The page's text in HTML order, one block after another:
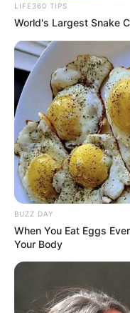
LIFE360 TIPS
World's Largest Snake
BUZZ DAY
When You Eat Eggs
Your Body